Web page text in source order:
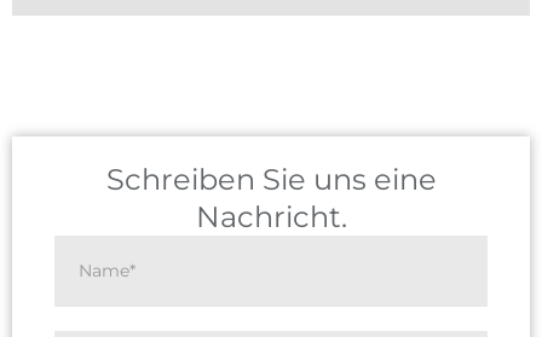
Schreiben Sie uns eine
Nachricht.